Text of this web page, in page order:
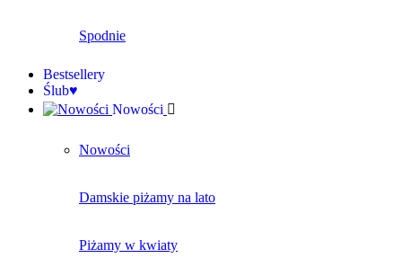
Spodnie
Bestsellery
Ślub♥
Nowości
Nowości
Damskie piżamy na lato
Piżamy w kwiaty